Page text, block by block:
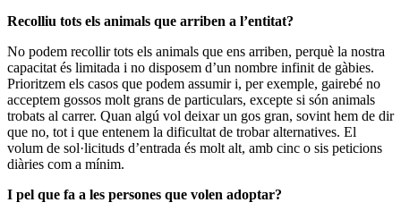
Recolliu tots els animals que arriben a l’entitat?
No podem recollir tots els animals que ens arriben, perquè la nostra
capacitat és limitada i no disposem d’un nombre infinit de gàbies.
Prioritzem els casos que podem assumir i, per exemple, gairebé no
acceptem gossos molt grans de particulars, excepte si són animals
trobats al carrer. Quan algú vol deixar un gos gran, sovint hem de dir
que no, tot i que entenem la dificultat de trobar alternatives. El
volum de sol·licituds d’entrada és molt alt, amb cinc o sis peticions
diàries com a mínim.
I pel que fa a les persones que volen adoptar?